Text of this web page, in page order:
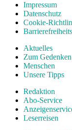
Impressum
Datenschutz
Cookie-
Aktuelles
Zum Gedenken
Menschen
Unsere Tipps
Redaktion
Abo-Service
Leserreisen